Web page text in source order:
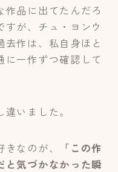
作品に出てたんだろ
すが、チュ・ヨンウ
作は、私自身ほと
に一作ずつ確認して
いました。
なのが、
「この作
と気づかなかった瞬